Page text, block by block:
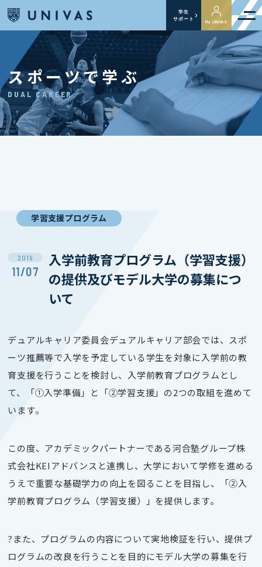
学生
サポート
My UNIVAS
スポーツで学ぶ
DUAL CAREER
学習支援プログラム
2019
11/07
入学前教育プログラム（学習支援）
の提供及びモデル大学の募集につ
いて
デュアルキャリア委員会デュアルキャリア部会では、スポ
ーツ推薦等で入学を予定している学生を対象に入学前の教
育支援を行うことを検討し、入学前教育プログラムとし
て、「①入学準備」と「②学習支援」の2つの取組を進めて
います。
この度、アカデミックパートナーである河合塾グループ株
式会社KEI アドバンスと連携し、大学において学修を進める
うえで重要な基礎学力の向上を図ることを目指し、「②入
学前教育プログラム（学習支援）」を提供します。
? また、プログラムの内容について実地検証を行い、提供プ
ログラムの改良を行うことを目的にモデル大学の募集を行